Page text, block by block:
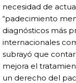
necesidad de
“padecimiento
diagnósticos más
internacionales
subrayó que
mejora el
un derecho del